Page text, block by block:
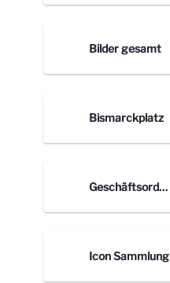
Bilder gesamt
Bismarckplatz
Geschäftsordnung
Icon Sammlung